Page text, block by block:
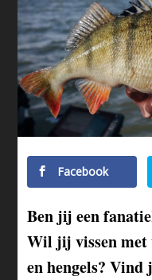
Facebook
Ben jij een
Wil jij vissen met
en hengels?